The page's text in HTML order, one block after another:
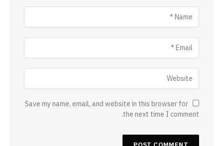
Save my name, email, and website in this browser for
the next time I comment.